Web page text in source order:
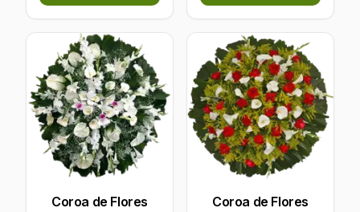
Coroa de Flores
Coroa de Flores